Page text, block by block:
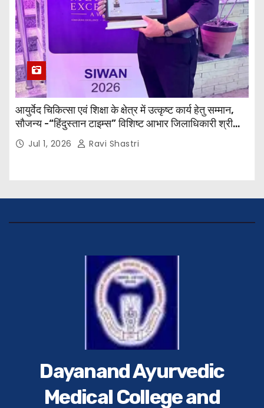
आयुर्वेद चिकित्सा एवं शिक्षा के क्षेत्र में उत्कृष्ट कार्य हेतु सम्मान,
सौजन्य -“हिंदुस्तान टाइम्स” विशिष्ट आभार जिलाधिकारी श्री
विवेक रंजन मैत्रेय (भा०प्र० से०), आरक्षी अधीक्षक श्री पूरन झा
(भा०पु०से०) सिविल सर्जन, सिवान एवं ब्यूरो चीफ श्री नीरज
Jul 1, 2026 Ravi Shastri
Dayanand Ayurvedic
Medical College and